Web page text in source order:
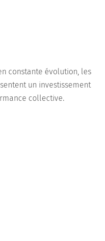
constante évolution, les
un investissement
collective.